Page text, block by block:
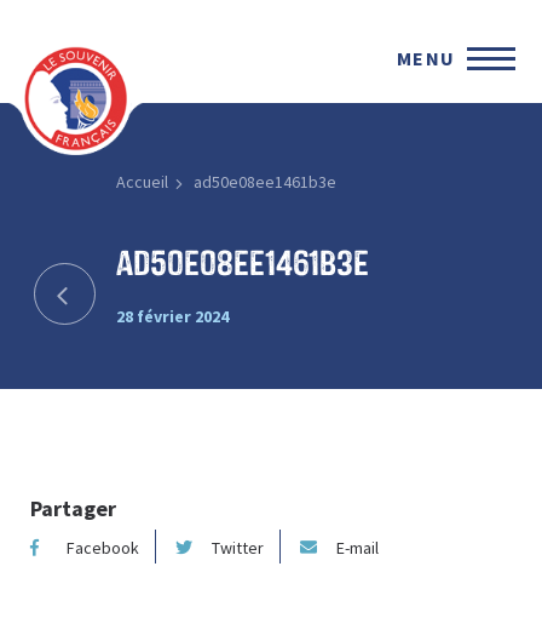
MENU
Accueil ad50e08ee1461b3e
ad50e08ee1461b3e
28 février 2024
Partager
Facebook Twitter E-mail